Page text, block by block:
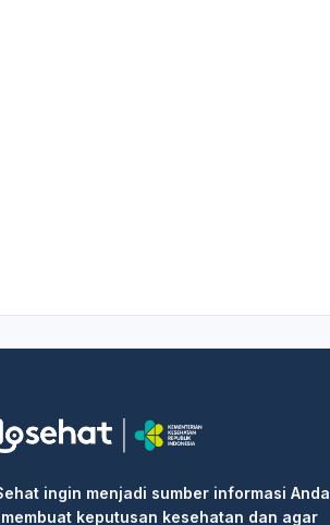
ingin menjadi sumber informasi Anda
keputusan kesehatan dan agar